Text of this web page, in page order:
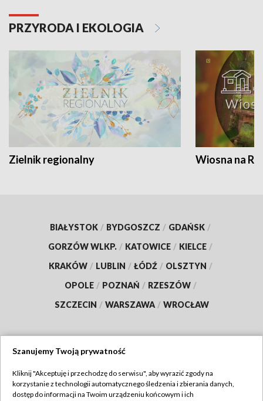
PRZYRODA I EKOLOGIA
Zielnik regionalny Wiosna na
BIAŁYSTOK / BYDGOSZCZ / GDAŃSK /
GORZÓW WLKP. / KATOWICE / KIELCE /
KRAKÓW / LUBLIN / ŁÓDŹ / OLSZTYN /
OPOLE / POZNAŃ / RZESZÓW /
SZCZECIN / WARSZAWA / WROCŁAW
TVP
Szanujemy Twoją prywatność
Kliknij "Akceptuję i przechodzę do serwisu", aby wyrazić zgody na
korzystanie z technologii automatycznego śledzenia i zbierania danych,
dostęp do informacji na Twoim urządzeniu końcowym i ich